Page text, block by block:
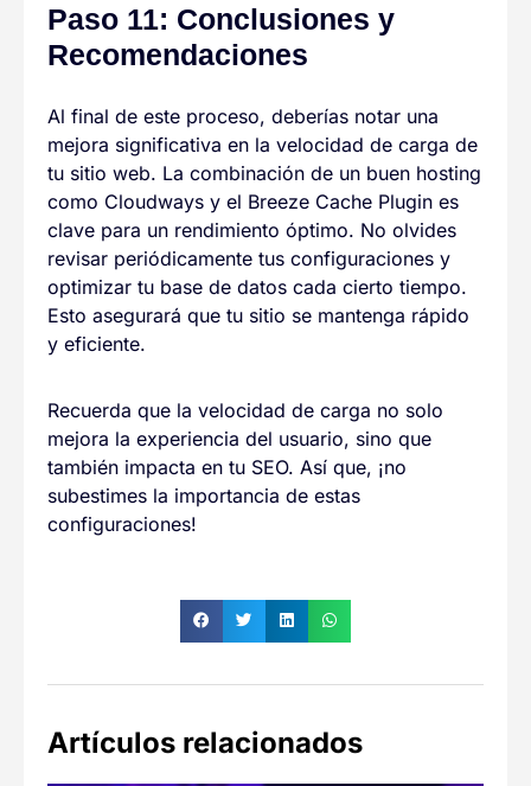
Paso 11: Conclusiones y
Recomendaciones
Al final de este proceso, deberías notar una
mejora significativa en la velocidad de carga de
tu sitio web. La combinación de un buen hosting
como Cloudways y el Breeze Cache Plugin es
clave para un rendimiento óptimo. No olvides
revisar periódicamente tus configuraciones y
optimizar tu base de datos cada cierto tiempo.
Esto asegurará que tu sitio se mantenga rápido
y eficiente.
Recuerda que la velocidad de carga no solo
mejora la experiencia del usuario, sino que
también impacta en tu SEO. Así que, ¡no
subestimes la importancia de estas
configuraciones!
Artículos relacionados